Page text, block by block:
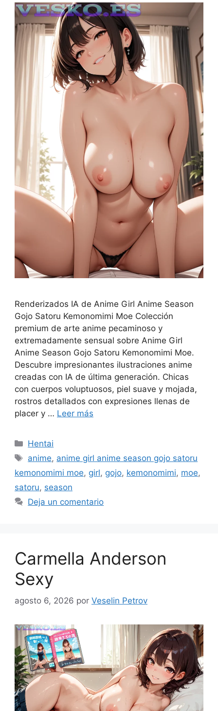
Renderizados IA de Anime Girl Anime Season
Gojo Satoru Kemonomimi Moe Colección
premium de arte anime pecaminoso y
extremadamente sensual sobre Anime Girl
Anime Season Gojo Satoru Kemonomimi Moe.
Descubre impresionantes ilustraciones anime
creadas con IA de última generación. Chicas
con cuerpos voluptuosos, piel suave y mojada,
rostros detallados con expresiones llenas de
placer y … Leer más
Categorías
Hentai
Etiquetas
anime, anime girl anime season gojo satoru
kemonomimi moe, girl, gojo, kemonomimi, moe,
satoru, season
Deja un comentario
Carmella Anderson
Sexy
agosto 6, 2026 por Veselin Petrov